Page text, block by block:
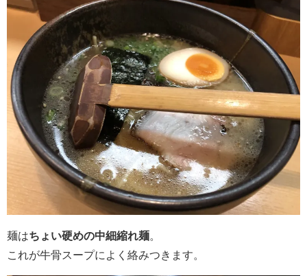
麺はちょい硬めの中細縮れ麺
これが牛骨スープによく絡みつきます。